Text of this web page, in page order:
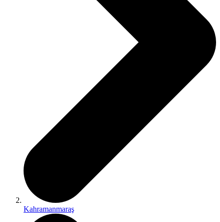
Kahramanmaraş